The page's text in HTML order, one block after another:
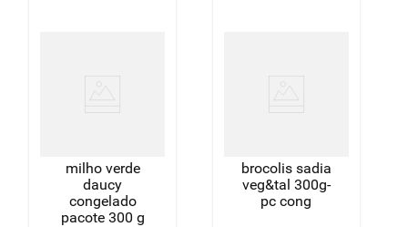
milho verde
daucy
congelado
pacote 300 g
brocolis sadia
veg&tal 300g-
pc cong